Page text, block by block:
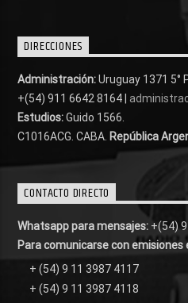
DIRECCIONES
Administración:Uruguay 1371 5°
+(54) 911 6642 8164 |
Estudios:Guido 1566.
C1016ACG . CABA. República
CONTACTO DIRECTO
Whatsapp para mensajes: +(54)
Para comunicarse con emisiones
+ (54) 9 11 3987 4117
+ (54) 9 11 3987 4118